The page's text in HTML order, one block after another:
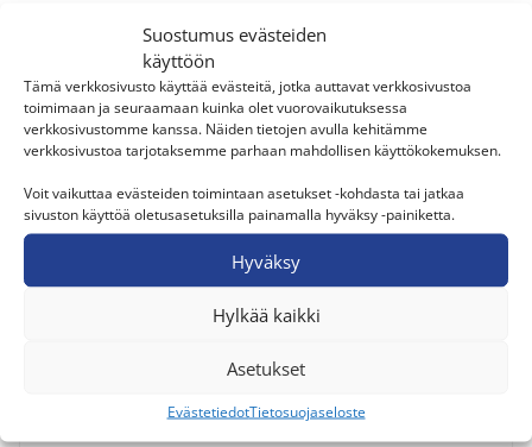
Suostumus evästeiden
käyttöön
Tämä verkkosivusto käyttää evästeitä, jotka auttavat verkkosivustoa
toimimaan ja seuraamaan kuinka olet vuorovaikutuksessa
verkkosivustomme kanssa. Näiden tietojen avulla kehitämme
verkkosivustoa tarjotaksemme parhaan mahdollisen käyttökokemuksen.
Voit vaikuttaa evästeiden toimintaan asetukset -kohdasta tai jatkaa
sivuston käyttöä oletusasetuksilla painamalla hyväksy -painiketta.
Hyväksy
Hylkää kaikki
Asetukset
EvästetiedotTietosuojaseloste
ihanteellisia lämmitykseen ja viilennykseen. Alla olevilla
ilmalämpoöpumpuilla voit varmistaa mukavat
olosuhteet ympäri vuoden, ja ne sopivat erityisesti
suomalaisten kotien tarpeisiin tehokkuutensa ja
luotettavuutensa ansiosta.
GREE:n lippulaivamalli!
TEHOKAS